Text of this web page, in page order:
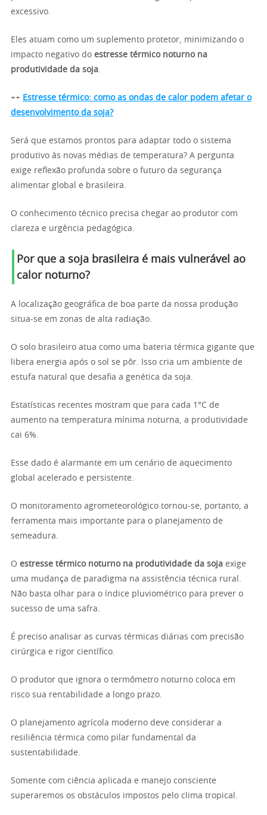
excessivo.
Eles atuam como um suplemento protetor, minimizando o
impacto negativo do estresse térmico noturno na
produtividade da soja.
++ Estresse térmico: como as ondas de calor podem afetar o
desenvolvimento da soja?
Será que estamos prontos para adaptar todo o sistema
produtivo às novas médias de temperatura? A pergunta
exige reflexão profunda sobre o futuro da segurança
alimentar global e brasileira.
O conhecimento técnico precisa chegar ao produtor com
clareza e urgência pedagógica.
Por que a soja brasileira é mais vulnerável ao
calor noturno?
A localização geográfica de boa parte da nossa produção
situa-se em zonas de alta radiação.
O solo brasileiro atua como uma bateria térmica gigante que
libera energia após o sol se pôr. Isso cria um ambiente de
estufa natural que desafia a genética da soja.
Estatísticas recentes mostram que para cada 1°C de
aumento na temperatura mínima noturna, a produtividade
cai 6%.
Esse dado é alarmante em um cenário de aquecimento
global acelerado e persistente.
O monitoramento agrometeorológico tornou-se, portanto, a
ferramenta mais importante para o planejamento de
semeadura.
O estresse térmico noturno na produtividade da soja exige
uma mudança de paradigma na assistência técnica rural.
Não basta olhar para o índice pluviométrico para prever o
sucesso de uma safra.
É preciso analisar as curvas térmicas diárias com precisão
cirúrgica e rigor científico.
O produtor que ignora o termômetro noturno coloca em
risco sua rentabilidade a longo prazo.
O planejamento agrícola moderno deve considerar a
resiliência térmica como pilar fundamental da
sustentabilidade.
Somente com ciência aplicada e manejo consciente
superaremos os obstáculos impostos pelo clima tropical.